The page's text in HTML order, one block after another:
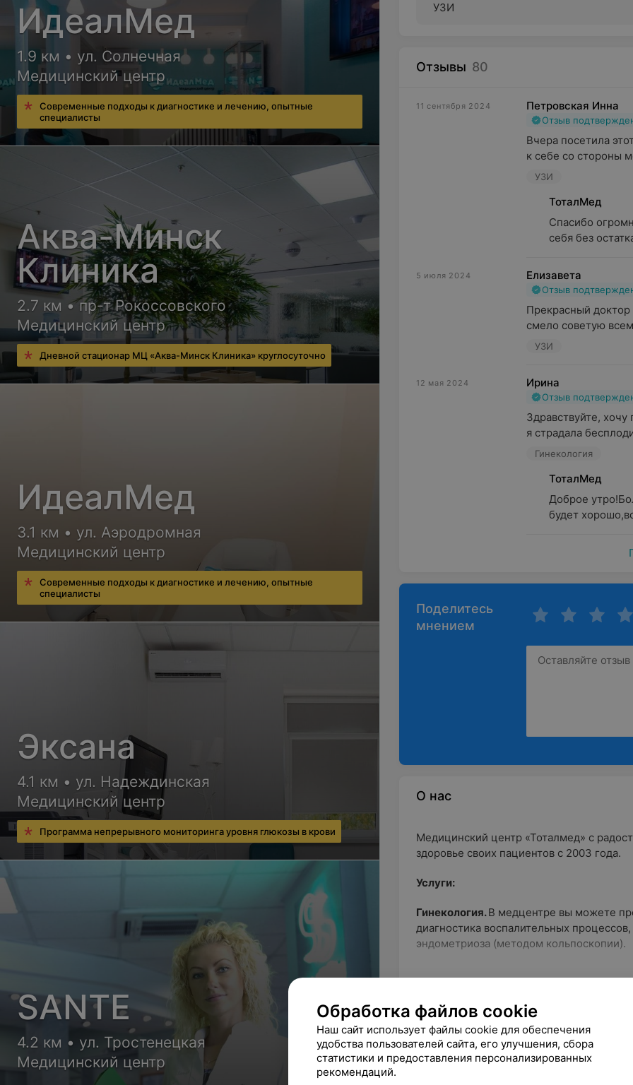
УЗИ
Отзывы 80
11 сентября 2024 Петровская Инна
Отзыв
Вчера посетила
к себе со стороны
УЗИ
ТоталМед
Спасибо
себя без
5 июля 2024 Елизавета
Отзыв
Прекрасный
смело советую
УЗИ
12 мая 2024 Ирина
Отзыв
Здравствуйте,
я страдала
Гинекология
ТоталМед
Доброе
будет
Поделитесь
мнением
О нас
Медицинский центр «Тоталмед» с
здоровье своих пациентов с 2003 года.
Услуги:
Гинекология.В медцентре вы можете
диагностика воспалительных
эндометриоза (методом кольпоскопии).
беременность, а также к женщинам,
плановый осмотр и консультацию.
Если вы чувствуете постоянную жажду,
мочеиспускание стало учащенным, в
кальция, вам необходимо обратиться к
Район
Микрорайон
ИдеалМед
1.9 км • ул. Солнечная
Медицинский центр
Современные подходы к диагностике и лечению, опытные
специалисты
Аква-Минск
Клиника
2.7 км • пр-т Рокоссовского
Медицинский центр
Дневной стационар МЦ «Аква-Минск Клиника» круглосуточно
ИдеалМед
3.1 км • ул. Аэродромная
Медицинский центр
Современные подходы к диагностике и лечению, опытные
специалисты
Эксана
4.1 км • ул. Надеждинская
Медицинский центр
Программа непрерывного мониторинга уровня глюкозы в крови
SANTE
4.2 км • ул. Тростенецкая
Медицинский центр
Обработка файлов cookie
Наш сайт использует файлы cookie для обеспечения
удобства пользователей сайта, его улучшения, сбора
статистики и предоставления персонализированных
рекомендаций.